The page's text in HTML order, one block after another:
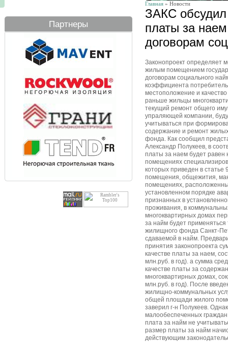
Партнеры
Главная » Новости
ЗАКС обсудил
платы за
договорам
Законопроект определяет
жилым помещением
договорам социального
коэффициента
местоположение и
раньше жильцы
текущий ремонт общего
упраляющей компании,
учитываться при
содержание и ремонт
фонда. Как сообщил
Александр Полукеев, в
платы за наем будет
помещениях
которых приведен в
помещения, общежития,
помещениях,
установленном порядке
признанных в
проживания, в
многоквартирных домах
за найм будет применяться
жилищного фонда Санкт-
сдаваемой в найм.
принятия законопроекта
качестве платы за наем,
млн.руб. в год). а сумма
качестве платы за
многоквартирных домах,
млн.руб. в год). После
жилищно-коммунальных
общей площади жилого
заверил г-н Полукеев.
малообеспеченных
плата за найм не
размер платы за найм
действующим